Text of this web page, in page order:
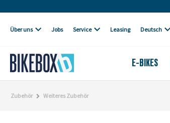
Über uns Jobs Service Leasing Deutsch
E-BIKES
Zubehör Weiteres Zubehör